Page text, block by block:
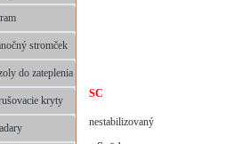
stromček
do zateplenia
kryty
SC
nestabilizovaný